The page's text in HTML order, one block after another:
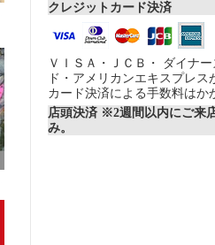
クレジットカード決済
ＶＩＳＡ・ＪＣＢ・ ダイナ
ド・アメリカンエキスプレ
カード決済による手数料はか
店頭決済 ※2週間以内にご来
み。